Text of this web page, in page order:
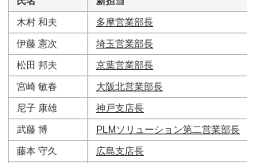
木村 和夫
多摩営業部長
伊藤 憲次
埼玉営業部長
松田 邦夫
京葉営業部長
宮崎 敏春
大阪北営業部長
尼子 康雄
神戸支店長
武藤 博
PLMソリューション第二営業部長
藤本 守久
広島支店長